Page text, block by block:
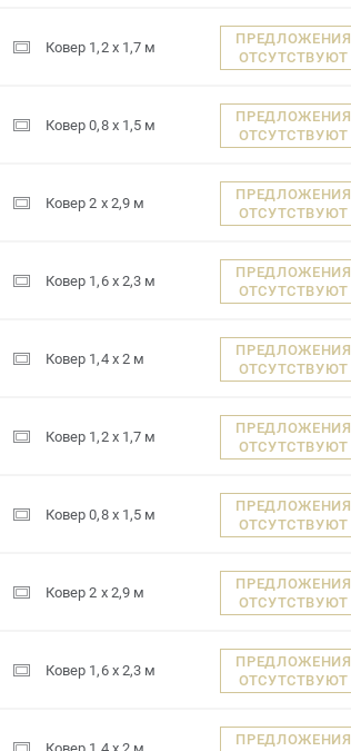
Ковер 1,2 x 1,7 м
ПРЕДЛОЖЕНИЯ
ОТСУТСТВУЮТ
Ковер 0,8 x 1,5 м
ПРЕДЛОЖЕНИЯ
ОТСУТСТВУЮТ
Ковер 2 x 2,9 м
ПРЕДЛОЖЕНИЯ
ОТСУТСТВУЮТ
Ковер 1,6 x 2,3 м
ПРЕДЛОЖЕНИЯ
ОТСУТСТВУЮТ
Ковер 1,4 x 2 м
ПРЕДЛОЖЕНИЯ
ОТСУТСТВУЮТ
Ковер 1,2 x 1,7 м
ПРЕДЛОЖЕНИЯ
ОТСУТСТВУЮТ
Ковер 0,8 x 1,5 м
ПРЕДЛОЖЕНИЯ
ОТСУТСТВУЮТ
Ковер 2 x 2,9 м
ПРЕДЛОЖЕНИЯ
ОТСУТСТВУЮТ
Ковер 1,6 x 2,3 м
ПРЕДЛОЖЕНИЯ
ОТСУТСТВУЮТ
ПРЕДЛОЖЕНИЯ